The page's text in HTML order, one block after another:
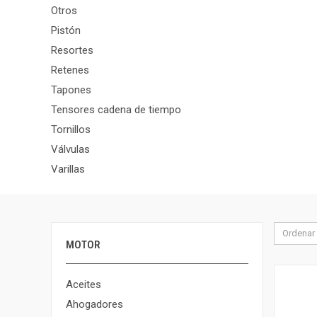
Otros
Pistón
Resortes
Retenes
Tapones
Tensores cadena de tiempo
Tornillos
Válvulas
Varillas
MOTOR
Aceites
Ahogadores